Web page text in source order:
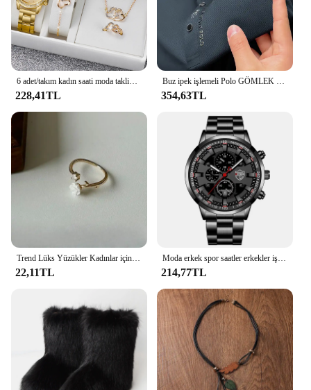
6 adet/takım kadın saati moda taklidi paslanmaz çelik şerit Quartz saat çift kalp takı seti (kutusuz)
228,41TL
Buz ipek işlemeli Polo GÖMLEK 2023 yeni sonbahar/yaz Polo boyun elastik T-shirt kore moda kısa kollu rahat erkek Clothi
354,63TL
Trend Lüks Yüzükler Kadınlar için Altın Kaplama Paslanmaz Çelik Gül Yüzük Moda Estetik Takı Mizaç Anillos Mujer
22,11TL
Moda erkek spor saatler erkekler iş paslanmaz çelik kuvars İzle lüks adam rahat takvim aydınlık saat Reloj Hombre
214,77TL